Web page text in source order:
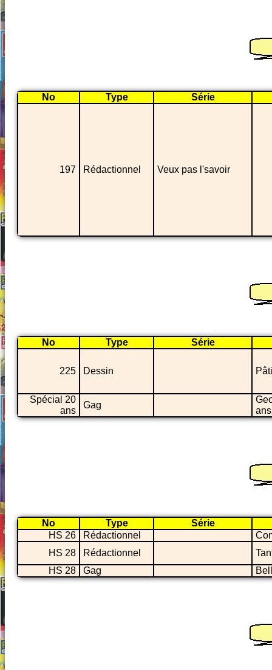
No Type Série
197 Rédactionnel Veux pas l'savoir
No Type Série
225 Dessin
Spécial 20
ans
Gag
No Type
Série
HS 26
Rédactionnel
HS 28
Rédactionnel
HS 28
Gag